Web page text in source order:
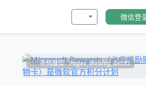
微信登
补充展位 Pages_Weblog_Get#2